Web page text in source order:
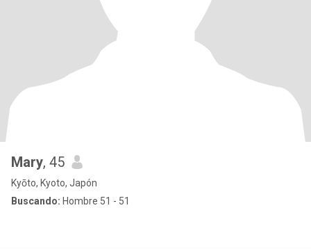
Mary, 45
Kyōto, Kyoto, Japón
Buscando: Hombre 51 - 51